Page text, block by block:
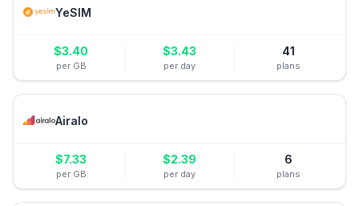
YeSIM
$3.40
per GB
$3.43
per day
41
plans
Airalo
$7.33
per GB
$2.39
per day
6
plans